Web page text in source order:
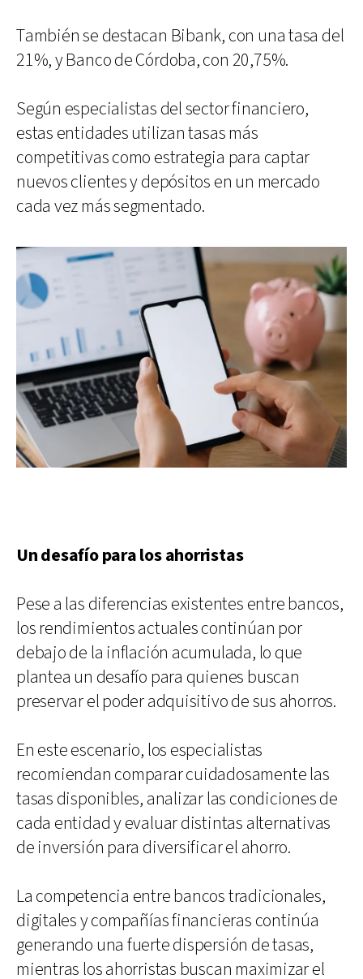
También se destacan Bibank, con una tasa del
21%, y Banco de Córdoba, con 20,75%.
Según especialistas del sector financiero,
estas entidades utilizan tasas más
competitivas como estrategia para captar
nuevos clientes y depósitos en un mercado
cada vez más segmentado.
Un desafío para los ahorristas
Pese a las diferencias existentes entre bancos,
los rendimientos actuales continúan por
debajo de la inflación acumulada, lo que
plantea un desafío para quienes buscan
preservar el poder adquisitivo de sus ahorros.
En este escenario, los especialistas
recomiendan comparar cuidadosamente las
tasas disponibles, analizar las condiciones de
cada entidad y evaluar distintas alternativas
de inversión para diversificar el ahorro.
La competencia entre bancos tradicionales,
digitales y compañías financieras continúa
generando una fuerte dispersión de tasas,
mientras los ahorristas buscan maximizar el